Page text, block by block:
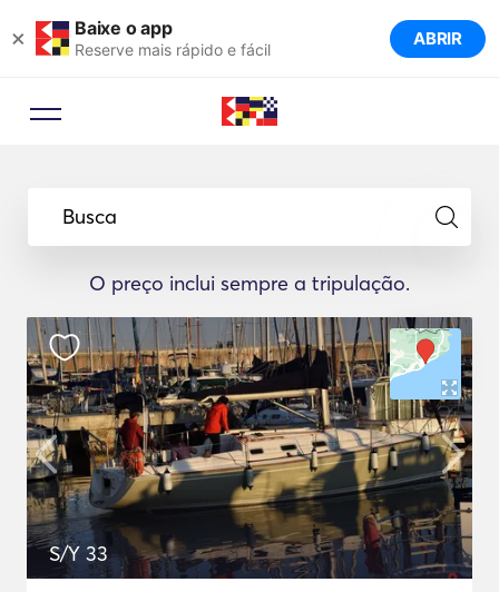
× Baixe o app
Reserve mais rápido e fácil ABRIR
Busca
O preço inclui sempre a tripulação.
S/Y 33